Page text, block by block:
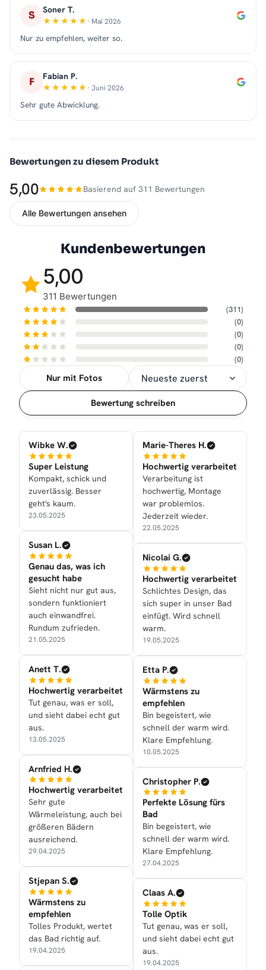
S Soner T.
· Mai 2026
Nur zu empfehlen, weiter so.
F Fabian P.
· Juni 2026
Sehr gute Abwicklung.
Bewertungen zu diesem Produkt
5,00 Basierend auf 311 Bewertungen
Alle Bewertungen ansehen
Kundenbewertungen
5,00
311 Bewertungen
(311)
(0)
(0)
(0)
(0)
Nur mit Fotos
Sortierung
Bewertung schreiben
Wibke W.
Super Leistung
Kompakt, schick und
zuverlässig. Besser
geht's kaum.
23.05.2025
Susan L.
Genau das, was ich
gesucht habe
Sieht nicht nur gut aus,
sondern funktioniert
auch einwandfrei.
Rundum zufrieden.
21.05.2025
Anett T.
Hochwertig verarbeitet
Tut genau, was er soll,
und sieht dabei echt gut
aus.
13.05.2025
Arnfried H.
Hochwertig verarbeitet
Sehr gute
Wärmeleistung, auch bei
größeren Bädern
ausreichend.
29.04.2025
Stjepan S.
Wärmstens zu
empfehlen
Tolles Produkt, wertet
das Bad richtig auf.
19.04.2025
Marie-Theres H.
Hochwertig verarbeitet
Verarbeitung ist
hochwertig, Montage
war problemlos.
Jederzeit wieder.
22.05.2025
Nicolai G.
Hochwertig verarbeitet
Schlichtes Design, das
sich super in unser Bad
einfügt. Wird schnell
warm.
19.05.2025
Etta P.
Wärmstens zu
empfehlen
Bin begeistert, wie
schnell der warm wird.
Klare Empfehlung.
10.05.2025
Christopher P.
Perfekte Lösung fürs
Bad
Bin begeistert, wie
schnell der warm wird.
Klare Empfehlung.
27.04.2025
Claas A.
Tolle Optik
Tut genau, was er soll,
und sieht dabei echt gut
aus.
19.04.2025